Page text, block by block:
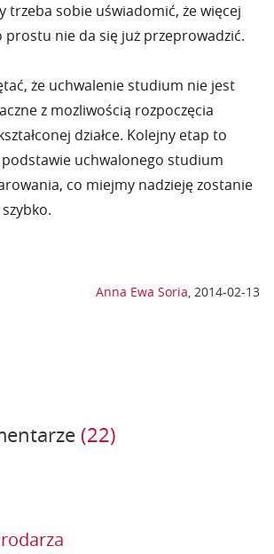
trzeba sobie uświadomić, że więcej
prostu nie da się już przeprowadzić.
że uchwalenie studium nie jest
z mozliwością rozpoczęcia
działce. Kolejny etap to
uchwalonego studium
co miejmy nadzieję zostanie
Anna Ewa Soria, 2014-02-13
(22)